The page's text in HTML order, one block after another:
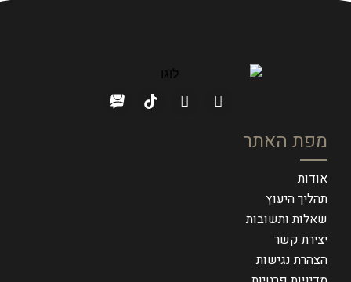
מפת האתר
אודות
תהליך היעוץ
שאלות ותשובות
יצירת קשר
הצהרת נגישות